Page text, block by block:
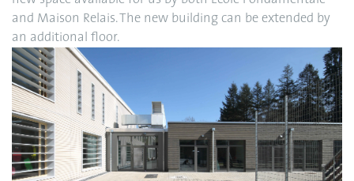
and Maison Relais. The new building can be extended by
an additional floor.